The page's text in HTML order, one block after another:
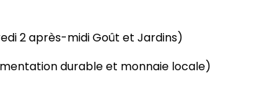
2 après-midi Goût et Jardins)
durable et monnaie locale)